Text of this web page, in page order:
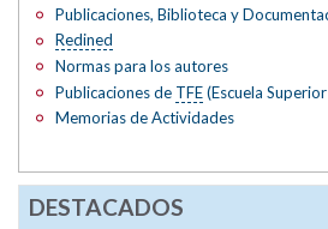
Publicaciones, Biblioteca y
Redined
Normas para los autores
Publicaciones de TFE(Escuela
Memorias de Actividades
DESTACADOS